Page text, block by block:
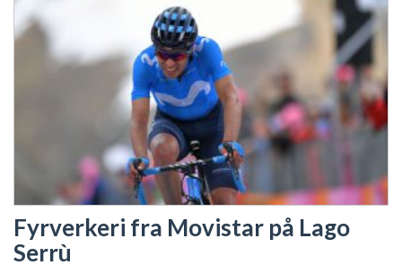
Fyrverkeri fra Movistar på Lago
Serrù